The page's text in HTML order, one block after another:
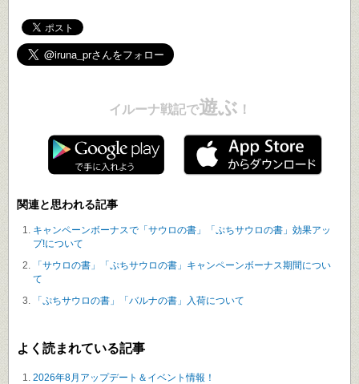
イルーナ戦記で遊ぶ ！
関連と思われる記事
キャンペーンボーナスで「サウロの書」「ぷちサウロの書」効果アッ
プ!について
「サウロの書」「ぷちサウロの書」キャンペーンボーナス期間につい
て
「ぷちサウロの書」「バルナの書」入荷について
よく読まれている記事
2026年8月アップデート＆イベント情報！